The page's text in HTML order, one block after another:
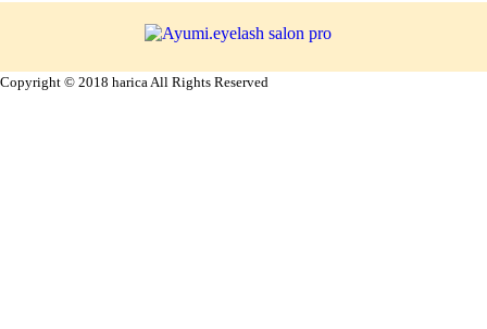
Copyright © 2018 harica All Rights Reserved